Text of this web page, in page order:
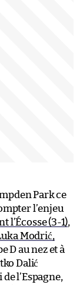
Park ce
l’enjeu
l’Écosse (3-1),
Modrić,
D au nez et à
Dalić
l’Espagne,